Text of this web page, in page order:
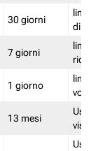
30 giorni
limita
di
7 giorni
limita
1 giorno
limita
13 mesi